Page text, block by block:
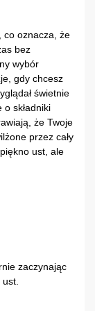
co oznacza, że
bez
wybór
gdy chcesz
świetnie
składniki
że Twoje
przez cały
ust, ale
zaczynając